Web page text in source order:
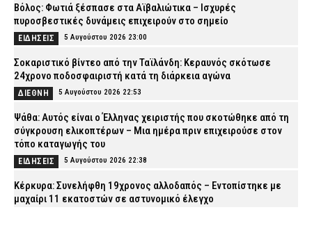
Βόλος: Φωτιά ξέσπασε στα Αϊβαλιώτικα – Ισχυρές
πυροσβεστικές δυνάμεις επιχειρούν στο σημείο
ΕΙΔΗΣΕΙΣ 5 Αυγούστου 2026 23:00
Σοκαριστικό βίντεο από την Ταϊλάνδη: Κεραυνός σκότωσε
24χρονο ποδοσφαιριστή κατά τη διάρκεια αγώνα
ΔΙΕΘΝΗ 5 Αυγούστου 2026 22:53
Ψάθα: Αυτός είναι ο Έλληνας χειριστής που σκοτώθηκε από τη
σύγκρουση ελικοπτέρων – Μια ημέρα πριν επιχειρούσε στον
τόπο καταγωγής του
ΕΙΔΗΣΕΙΣ 5 Αυγούστου 2026 22:38
Κέρκυρα: Συνελήφθη 19χρονος αλλοδαπός – Εντοπίστηκε με
μαχαίρι 11 εκατοστών σε αστυνομικό έλεγχο